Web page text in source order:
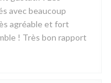
avec beaucoup
agréable et fort
! Très bon rapport